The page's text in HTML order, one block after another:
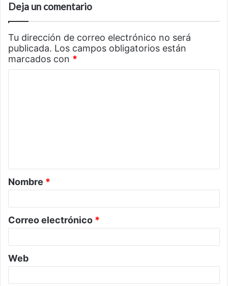
Deja un comentario
Tu dirección de correo electrónico no será
publicada. Los campos obligatorios están
marcados con *
a
r
o
*
Nombre *
Correo electrónico *
Web